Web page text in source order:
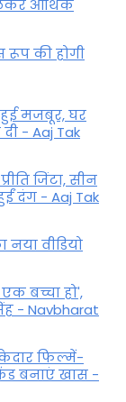
आर्थिक
रूप की होगी
मजबूर, घर
- Aaj Tak
जिंटा, सीन
दंग - Aaj Tak
वीडियो
बच्चा हो',
- Navbharat
फिल्में-
बनाएं खास -